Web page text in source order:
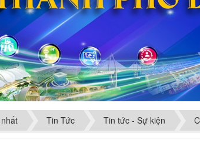
Tin Tức Tin tức - Sự kiện